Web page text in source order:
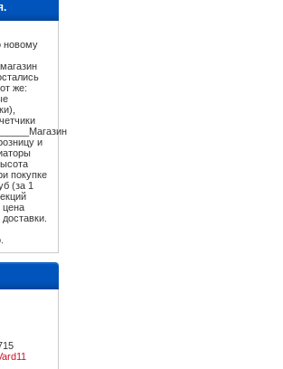
новому
же:
и
покупке
(за 1
цена